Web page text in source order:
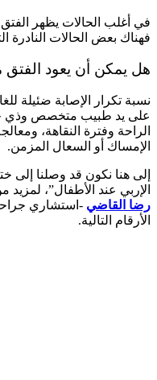
في أغلب الحالات يظهر
فهناك بعض الحالات النادرة
هل يمكن أن يعود الفتق
نسبة تكرار الإصابة ضئيلة
على يد طبيب متخصص وذي
الراحة وفترة النقاهة،
الإمساك أو السعال المزمن.
إلى هنا نكون قد وصلنا إلى
الإربي عند الأطفال”،
رضا القاضي -استشاري
الأرقام التالية.